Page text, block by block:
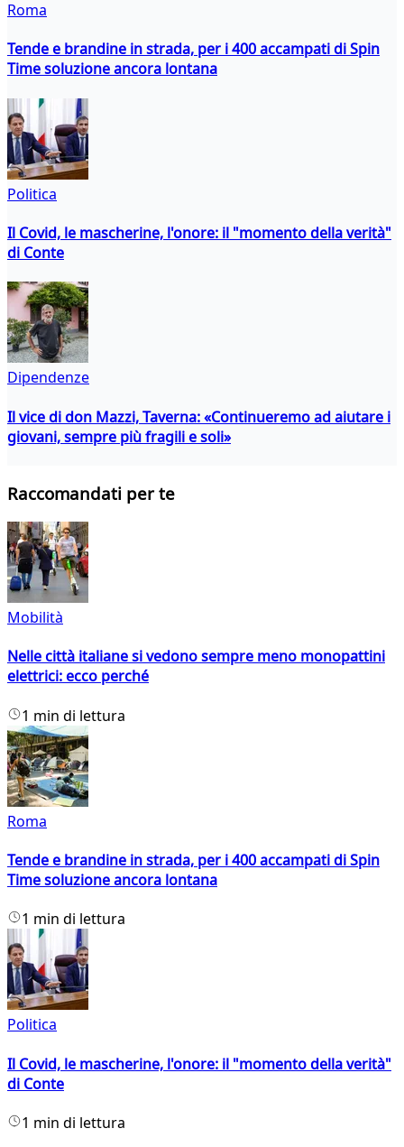
Roma
Tende e brandine in strada, per i 400 accampati di Spin
Time soluzione ancora lontana
Politica
Il Covid, le mascherine, l'onore: il "momento della verità"
di Conte
Dipendenze
Il vice di don Mazzi, Taverna: «Continueremo ad aiutare i
giovani, sempre più fragili e soli»
Raccomandati per te
Mobilità
Nelle città italiane si vedono sempre meno monopattini
elettrici: ecco perché
1 min di lettura
Roma
Tende e brandine in strada, per i 400 accampati di Spin
Time soluzione ancora lontana
1 min di lettura
Politica
Il Covid, le mascherine, l'onore: il "momento della verità"
di Conte
1 min di lettura